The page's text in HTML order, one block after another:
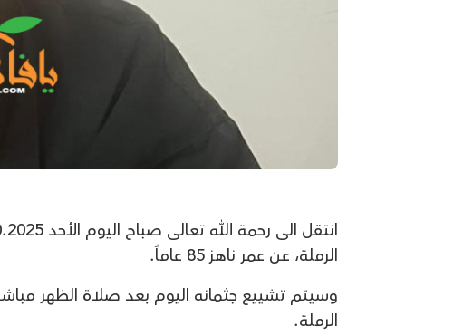
الرملة، عن عمر ناهز 85 عاماً.
وسيتم تشييع جثمانه اليوم بعد صلاة الظهر
الرملة.